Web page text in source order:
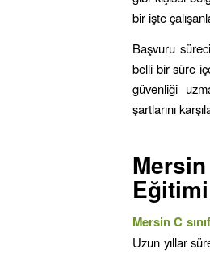
bir işte
Başvuru
belli bir süre
güvenliği
şartlarını
Mersin C
Uzun yıllar